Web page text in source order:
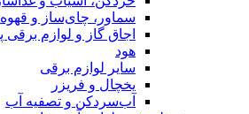
سماور، چای‌ساز و
اجاق گاز و لوازم برقی
هود
سایر لوازم برقی
یخچال و فریزر
آب‌سردکن و تصفیه آب